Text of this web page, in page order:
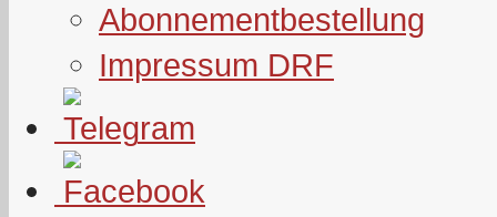
Abonnementbestellung
Impressum DRF